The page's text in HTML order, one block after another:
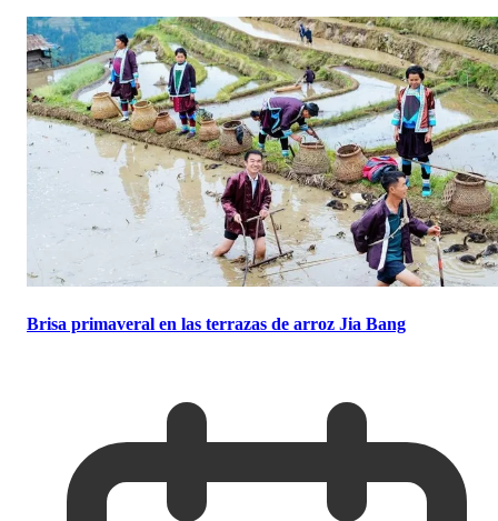
Brisa primaveral en las terrazas de arroz Jia Bang